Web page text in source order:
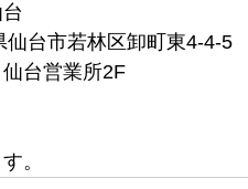
仙台市若林区卸町東4-4-5
台営業所2F
。